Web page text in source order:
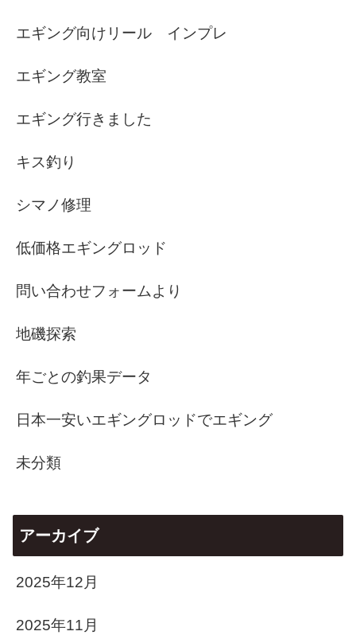
エギング向けリール インプレ
エギング教室
エギング行きました
キス釣り
シマノ修理
低価格エギングロッド
問い合わせフォームより
地磯探索
年ごとの釣果データ
日本一安いエギングロッドでエギング
未分類
アーカイブ
2025年12月
2025年11月